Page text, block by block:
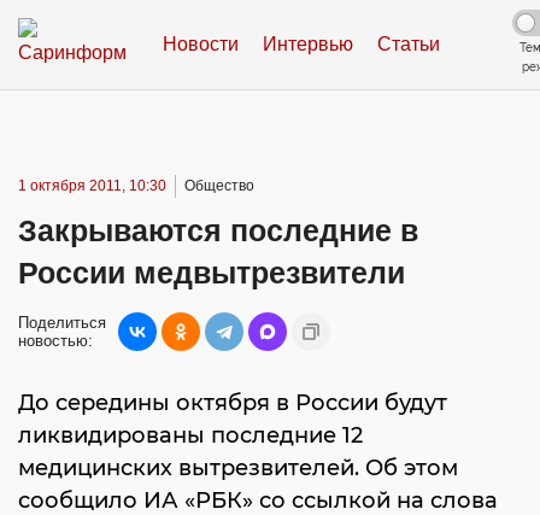
Новости Интервью Статьи
1 октября 2011, 10:30 Общество
Закрываются последние в
России медвытрезвители
Поделиться
новостью:
До середины октября в России будут
ликвидированы последние 12
медицинских вытрезвителей. Об этом
сообщило ИА «РБК» со ссылкой на слова